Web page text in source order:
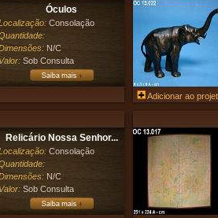
Óculos
Consolação
N/C
Valor: Sob Consulta
Adicionar ao
Relicário Nossa Senhor...
Consolação
N/C
Valor: Sob Consulta